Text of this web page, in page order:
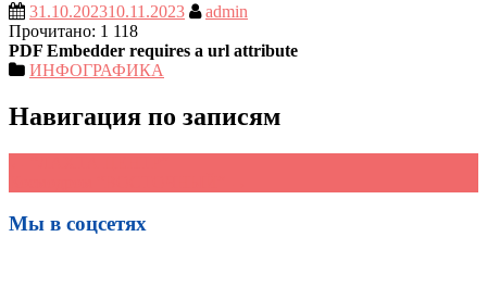
31.10.202310.11.2023
admin
Прочитано: 1 118
PDF Embedder requires a url attribute
ИНФОГРАФИКА
Навигация по записям
Мы в соцсетях